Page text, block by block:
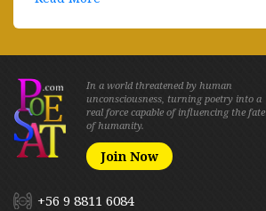
In a world threatened by human
unconsciousness, turning poetry into a
real force capable of influencing the fate
of humanity.
Join Now
+56 9 8811 6084